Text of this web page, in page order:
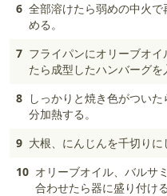
6 全部溶けたら弱めの中火
める。
7 フライパンにオリーブオ
たら成型したハンバーグを
8 しっかりと焼き色がつい
分加熱する。
9 大根、にんじんを千切りに
10 オリーブオイル、バルサ
合わせたら器に盛り付ける